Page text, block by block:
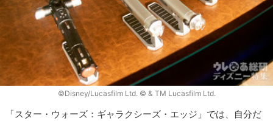
©Disney/Lucasfilm Ltd. © & TM Lucasfilm Ltd.
「スター・ウォーズ：ギャラクシーズ・エッジ」では、自分だ